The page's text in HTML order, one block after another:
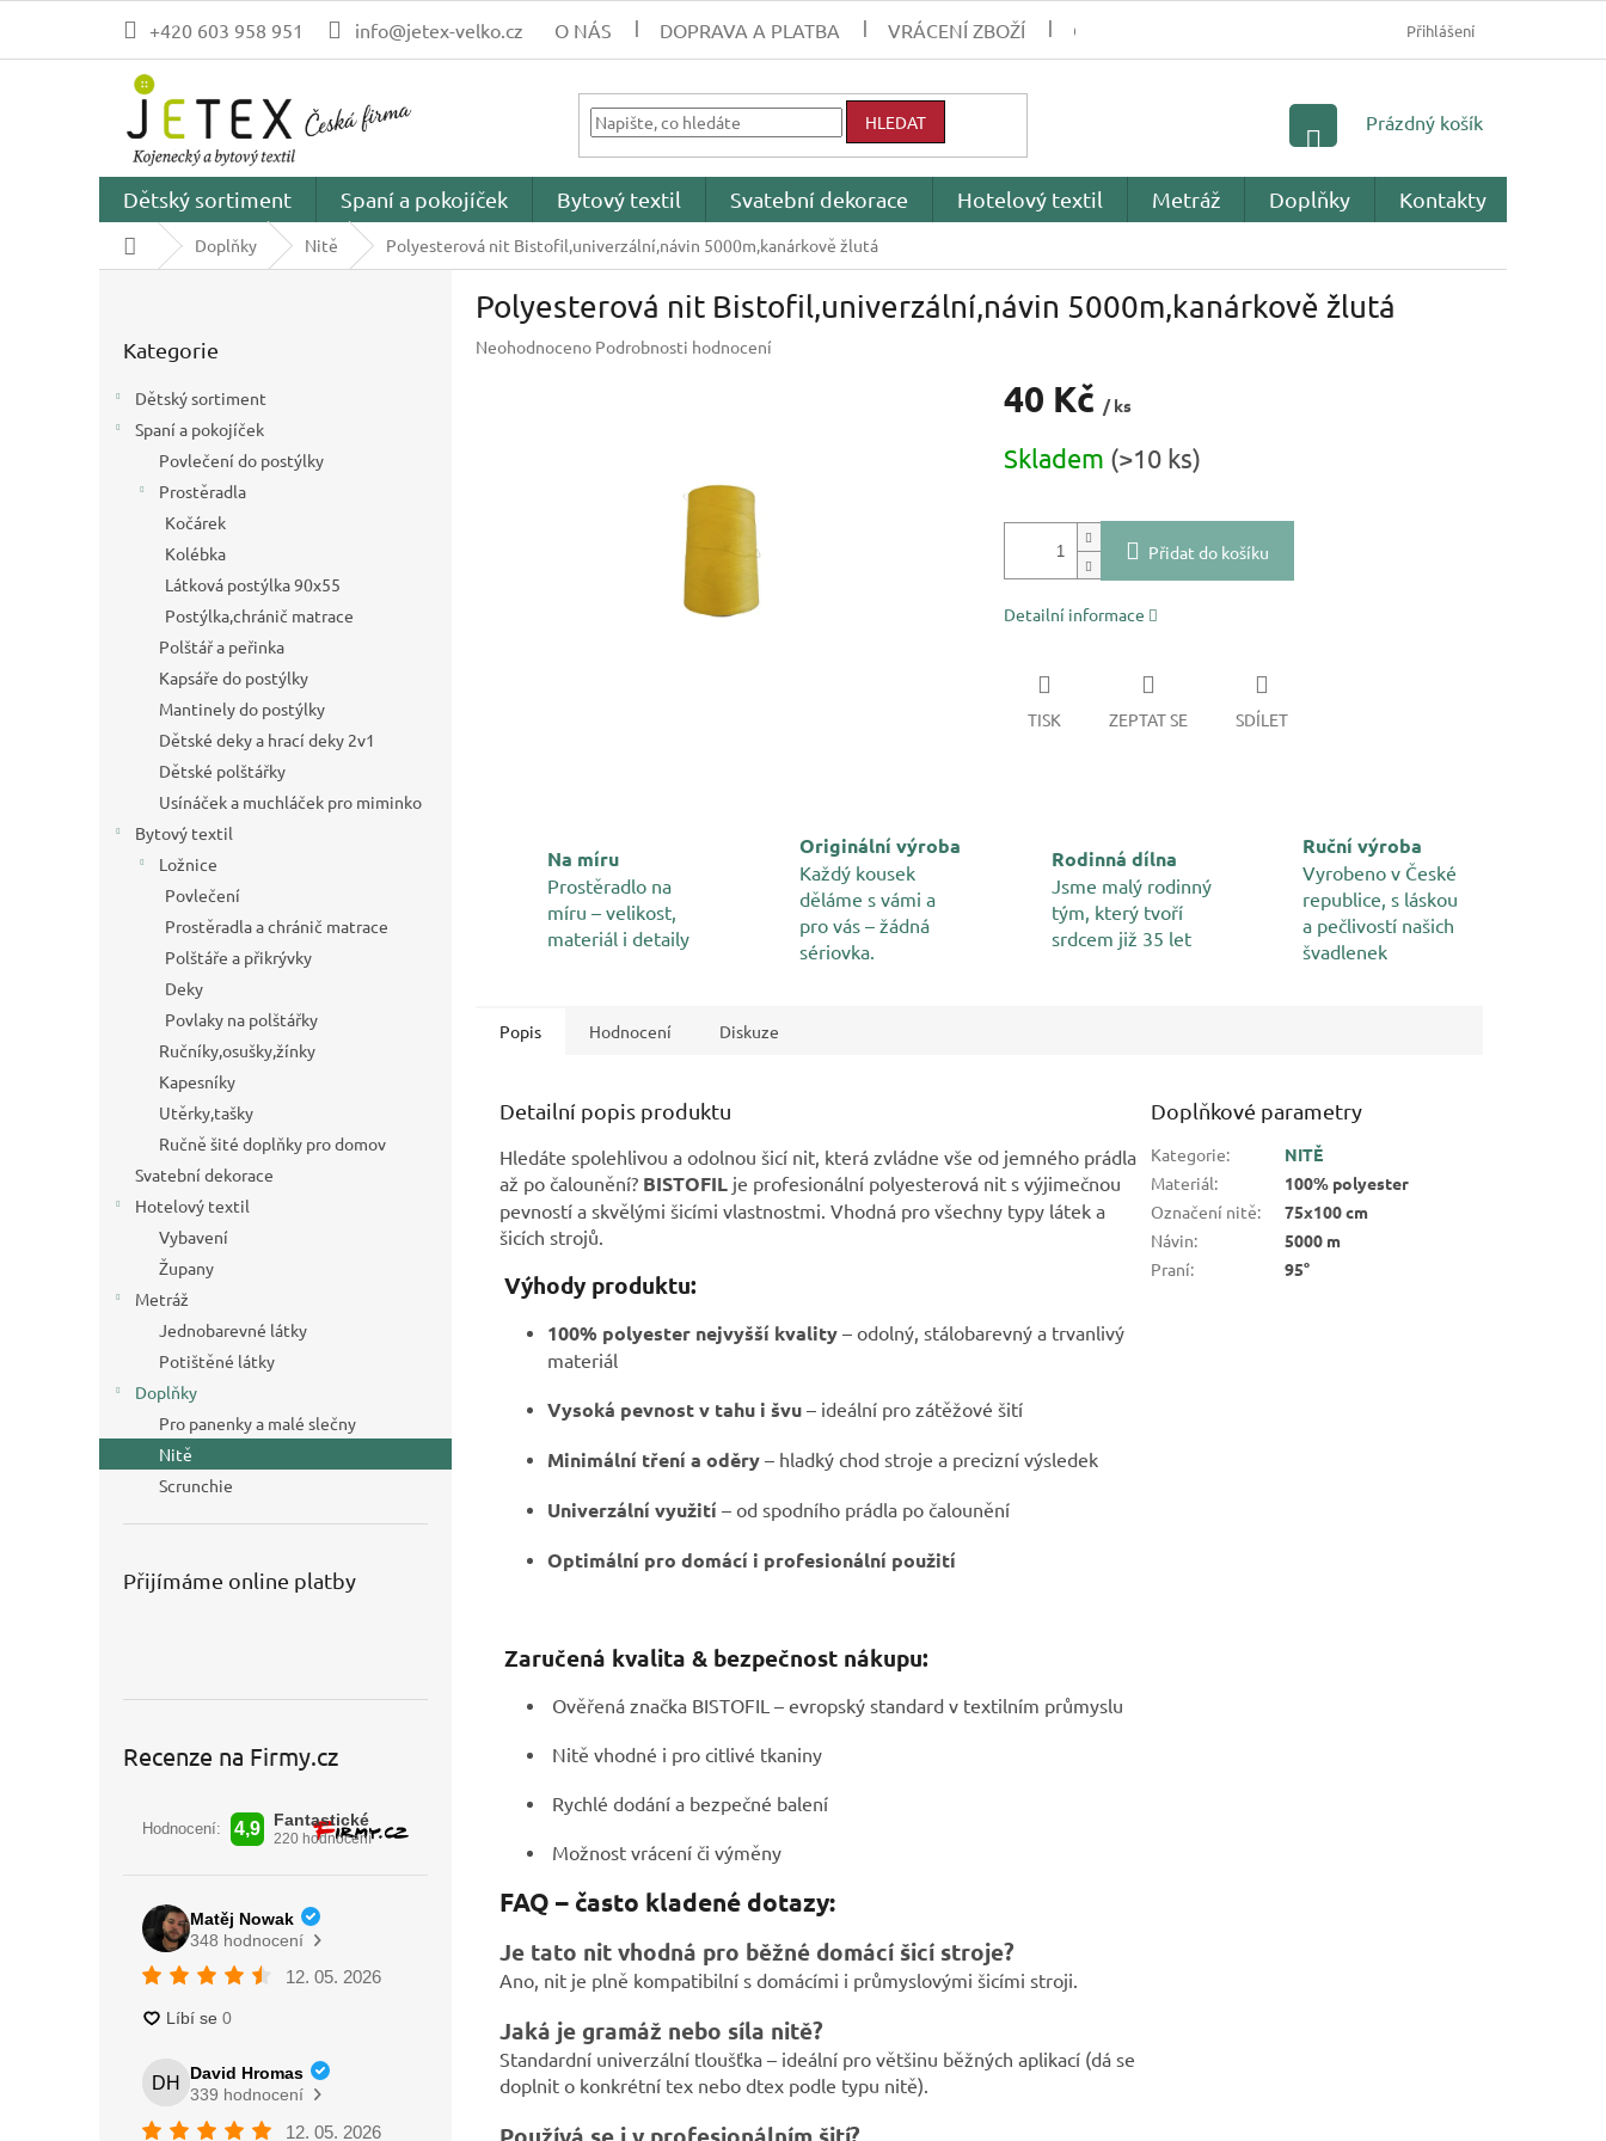
obsah
+420 603 958 951 info@jetex-velko.cz O NÁS DOPRAVA A PLATBA VRÁCENÍ ZBOŽÍ OBCHODNÍ PODMÍNKY PODMÍNKY OCHRANY
Přihlášení
HLEDAT
NÁKUPNÍ
Prázdný košík
Dětský sortiment Spaní a pokojíček Bytový textil Svatební dekorace Hotelový textil Metráž Doplňky Kontakty
Domů Doplňky Nitě Polyesterová nit Bistofil,univerzální,návin 5000m,kanárkově žlutá
kategorie
Kategorie
Dětský sortiment
Spaní a pokojíček
Povlečení do postýlky
Prostěradla
Kočárek
Kolébka
Látková postýlka 90x55
Postýlka,chránič matrace
Polštář a peřinka
Kapsáře do postýlky
Mantinely do postýlky
Dětské deky a hrací deky 2v1
Dětské polštářky
Usínáček a muchláček pro miminko
Bytový textil
Ložnice
Povlečení
Prostěradla a chránič matrace
Polštáře a přikrývky
Deky
Povlaky na polštářky
Ručníky,osušky,žínky
Kapesníky
Utěrky,tašky
Ručně šité doplňky pro domov
Svatební dekorace
Hotelový textil
Vybavení
Župany
Metráž
Jednobarevné látky
Potištěné látky
Doplňky
Pro panenky a malé slečny
Nitě
Scrunchie
Přijímáme online platby
Recenze na Firmy.cz
Polyesterová nit Bistofil,univerzální,návin 5000m,kanárkově žlutá
Průměrné
Neohodnoceno Podrobnosti hodnocení
40 Kč / ks
cena:
Skladem (>10 ks)
Přidat do košíku
Detailní informace
TISK ZEPTAT SE SDÍLET
Na míru
Prostěradlo na
míru – velikost,
materiál i detaily
Originální výroba
Každý kousek
děláme s vámi a
pro vás – žádná
sériovka.
Rodinná dílna
Jsme malý rodinný
tým, který tvoří
srdcem již 35 let
Ruční výroba
Vyrobeno v České
republice, s láskou
a pečlivostí našich
švadlenek
Popis Hodnocení Diskuze
Detailní popis produktu
Hledáte spolehlivou a odolnou šicí nit, která zvládne vše od jemného prádla
až po čalounění? BISTOFIL je profesionální polyesterová nit s výjimečnou
pevností a skvělými šicími vlastnostmi. Vhodná pro všechny typy látek a
šicích strojů.
Výhody produktu:
100% polyester nejvyšší kvality – odolný, stálobarevný a trvanlivý
materiál
Vysoká pevnost v tahu i švu – ideální pro zátěžové šití
Minimální tření a oděry – hladký chod stroje a precizní výsledek
Univerzální využití – od spodního prádla po čalounění
Optimální pro domácí i profesionální použití
Zaručená kvalita & bezpečnost nákupu:
Ověřená značka BISTOFIL – evropský standard v textilním průmyslu
Nitě vhodné i pro citlivé tkaniny
Rychlé dodání a bezpečné balení
Možnost vrácení či výměny
FAQ – často kladené dotazy:
Je tato nit vhodná pro běžné domácí šicí stroje?
Ano, nit je plně kompatibilní s domácími i průmyslovými šicími stroji.
Jaká je gramáž nebo síla nitě?
Standardní univerzální tloušťka – ideální pro většinu běžných aplikací (dá se
doplnit o konkrétní tex nebo dtex podle typu nitě).
Doplňkové parametry
Kategorie:
NITĚ
Materiál:
100% polyester
Označení nitě:
75x100 cm
Návin:
5000 m
Praní: 95°